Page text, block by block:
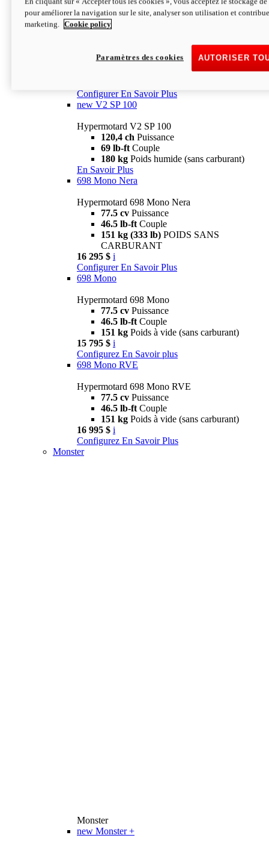
Configurer En Savoir Plus
newV2 SP
69 lb-ftCouple
Poids humide (sans carburant)
Configurer En Savoir Plus
new V2 SP 100
Hypermotard V2 SP 100
120,4 ch Puissance
69 lb-ft Couple
180 kg Poids humide (sans carburant)
En Savoir Plus
698 Mono Nera
Hypermotard 698 Mono Nera
77.5 cv Puissance
46.5 lb-ft Couple
151 kg (333 lb) POIDS SANS
CARBURANT
16 295 $ i
Configurer En Savoir Plus
698 Mono
Hypermotard 698 Mono
77.5 cv Puissance
46.5 lb-ft Couple
151 kg Poids à vide (sans carburant)
15 795 $ i
Configurez En Savoir plus
698 Mono RVE
Hypermotard 698 Mono RVE
77.5 cv Puissance
46.5 lb-ft Couple
151 kg Poids à vide (sans carburant)
16 995 $ i
Configurez En Savoir Plus
Monster
Monster
new Monster +
pour améliorer la navigation sur le site, analyser son utilisation et
marketing.
Cookie policy
AUTORISER
Paramètres des cookies